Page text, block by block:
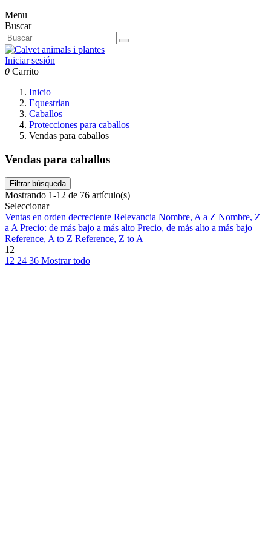
Menu
Buscar
Iniciar sesión
0 Carrito
Inicio
Equestrian
Caballos
Protecciones para caballos
Vendas para caballos
Vendas para caballos
Filtrar búsqueda
Mostrando 1-12 de 76 artículo(s)
Seleccionar
Ventas en orden decreciente Relevancia Nombre, A a Z Nombre, Z
a APrecio: de más bajo a más alto Precio, de más alto a más bajo
Reference, A to Z Reference, Z to A
12
12 24 36 Mostrar todo